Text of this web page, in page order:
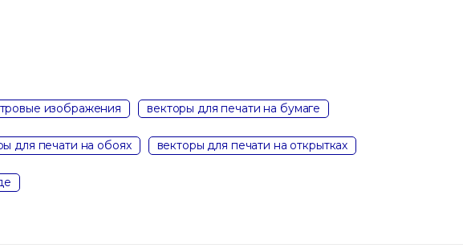
изображения векторы для печати на бумаге
для печати на обоях векторы для печати на открытках